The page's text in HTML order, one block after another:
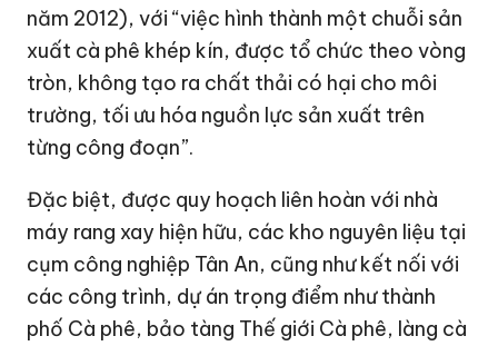
năm 2012), với “việc hình thành một chuỗi sản
xuất cà phê khép kín, được tổ chức theo vòng
tròn, không tạo ra chất thải có hại cho môi
trường, tối ưu hóa nguồn lực sản xuất trên
từng công đoạn”.
Đặc biệt, được quy hoạch liên hoàn với nhà
máy rang xay hiện hữu, các kho nguyên liệu tại
cụm công nghiệp Tân An, cũng như kết nối với
các công trình, dự án trọng điểm như thành
phố Cà phê, bảo tàng Thế giới Cà phê, làng cà